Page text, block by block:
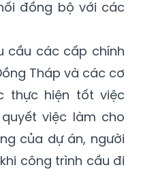
hai bên tuyến
bảo văn minh,
đồng bộ với các
cầu các cấp chính
Tháp và các cơ
thực hiện tốt việc
việc làm cho